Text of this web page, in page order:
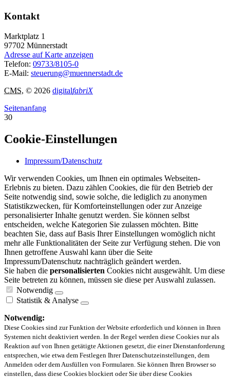
Kontakt
Marktplatz 1
97702 Münnerstadt
Adresse auf Karte anzeigen
Telefon: 09733/8105-0
E-Mail: steuerung@muennerstadt.de
CMS, © 2026 digitalfabriX
Seitenanfang
30
Cookie-Einstellungen
Impressum/Datenschutz
Wir verwenden Cookies, um Ihnen ein optimales Webseiten-
Erlebnis zu bieten. Dazu zählen Cookies, die für den Betrieb der
Seite notwendig sind, sowie solche, die lediglich zu anonymen
Statistikzwecken, für Komforteinstellungen oder zur Anzeige
personalisierter Inhalte genutzt werden. Sie können selbst
entscheiden, welche Kategorien Sie zulassen möchten. Bitte
beachten Sie, dass auf Basis Ihrer Einstellungen womöglich nicht
mehr alle Funktionalitäten der Seite zur Verfügung stehen. Die von
Ihnen getroffene Auswahl kann über die Seite
Impressum/Datenschutz nachträglich geändert werden.
Sie haben die personalisierten Cookies nicht ausgewählt. Um diese
Seite betreten zu können, müssen sie diese per Auswahl zulassen.
Notwendig
Statistik & Analyse
Notwendig:
Diese Cookies sind zur Funktion der Website erforderlich und können in Ihren
Systemen nicht deaktiviert werden. In der Regel werden diese Cookies nur als
Reaktion auf von Ihnen getätigte Aktionen gesetzt, die einer Dienstanforderung
entsprechen, wie etwa dem Festlegen Ihrer Datenschutzeinstellungen, dem
Anmelden oder dem Ausfüllen von Formularen. Sie können Ihren Browser so
einstellen, dass diese Cookies blockiert oder Sie über diese Cookies